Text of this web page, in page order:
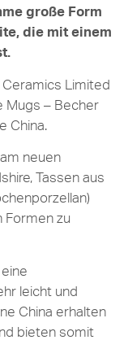
große Form
die mit einem
Limited
Mugs – Becher
China.
neuen
Tassen aus
Formen zu
leicht und
China erhalten
bieten somit